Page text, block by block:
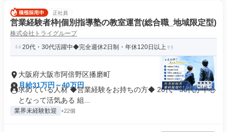
正社員
営業経験者枠|個別指導塾の教室運営(総合職_地域限定型)
株式会社トライグループ
20代・30代活躍中◆完全週休2日制・年休120日以上
大阪府大阪市阿倍野区播磨町
月給31万円～40万円
求めている人材 ◆営業経験をお持ちの方◆ 20代・30代が中心
となって活気ある 組...
業界未経験歓迎 +22個